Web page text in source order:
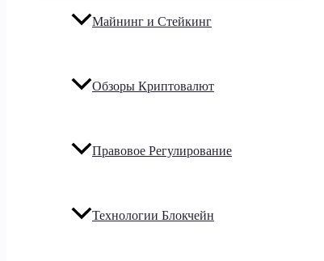
Майнинг и Стейкинг
Обзоры Криптовалют
Правовое Регулирование
Технологии Блокчейн